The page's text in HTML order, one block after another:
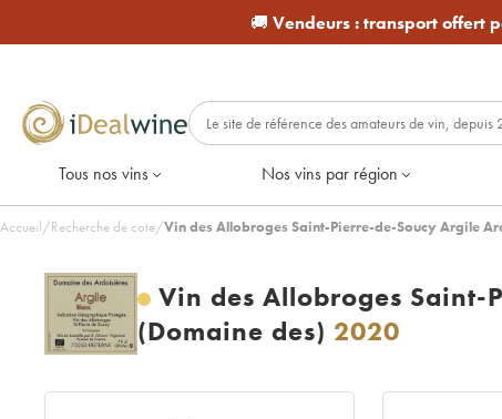
🚚 Vendeurs :transport offert
Tous nos vins Nos vins par région
Accueil/Recherche de cote/Vin des Allobroges Saint-Pierre-de-Soucy Argile
Vin des Allobroges
(Domaine des) 2020